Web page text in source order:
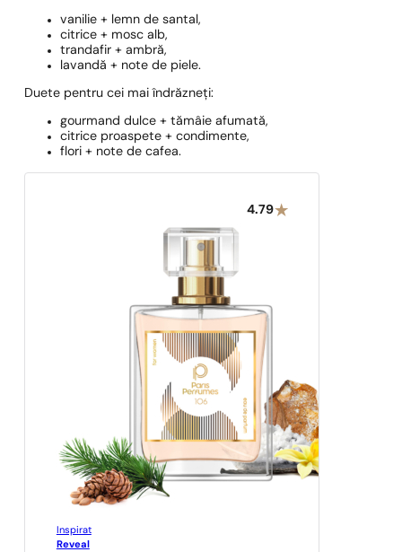
vanilie + lemn de santal,
citrice + mosc alb,
trandafir + ambră,
lavandă + note de piele.
Duete pentru cei mai îndrăzneți:
gourmand dulce + tămâie afumată,
citrice proaspete + condimente,
flori + note de cafea.
4.79
Inspirat
Reveal